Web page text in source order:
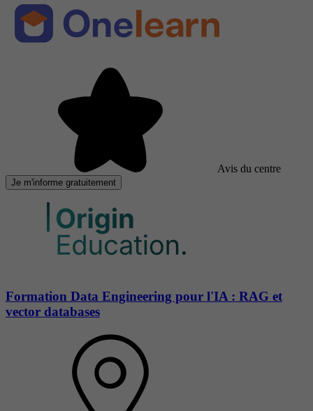
Avis du centre
Je m'informe gratuitement
Formation Data Engineering pour l'IA : RAG et
vector databases